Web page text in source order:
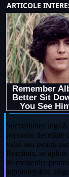
Succesiunea
persoane
valid sau pentru
România, se
de moștenire
supraviețuitor,